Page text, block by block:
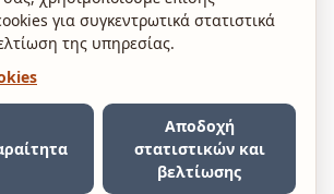
για συγκεντρωτικά στατιστικά
της υπηρεσίας.
Αποδοχή
στατιστικών και
βελτίωσης